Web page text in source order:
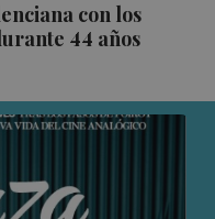
con los
44 años